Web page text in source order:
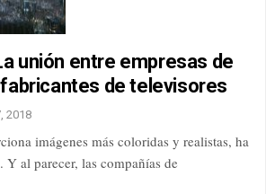
unión entre empresas de
de televisores
2018
imágenes más coloridas y realistas, ha
Y al parecer, las compañías de